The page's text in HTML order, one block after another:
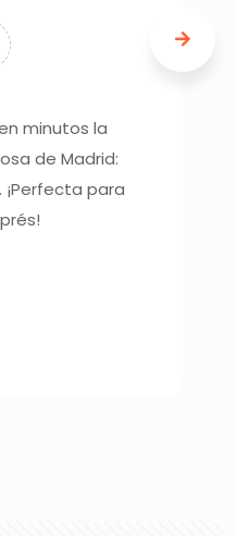
minutos la
de Madrid:
para